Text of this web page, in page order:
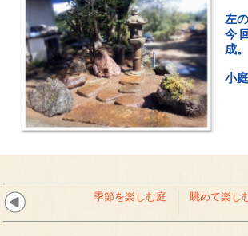
左
今
成。
小
季節を楽しむ庭 眺めて楽し